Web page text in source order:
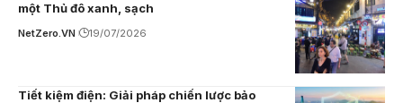
một Thủ đô xanh, sạch
NetZero.VN 19/07/2026
Tiết kiệm điện: Giải pháp chiến lược bảo